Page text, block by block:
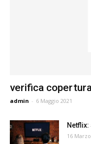
verifica
admin - 6 Maggio 2021
16